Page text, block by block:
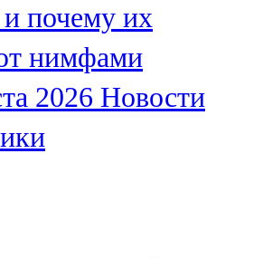
почему их
нимфами
2026 Новости